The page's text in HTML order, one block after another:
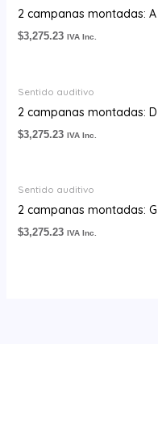
2 campanas montadas: A
$3,275.23 IVA Inc.
Sentido auditivo
2 campanas montadas:
$3,275.23 IVA Inc.
Sentido auditivo
2 campanas montadas: G
$3,275.23 IVA Inc.